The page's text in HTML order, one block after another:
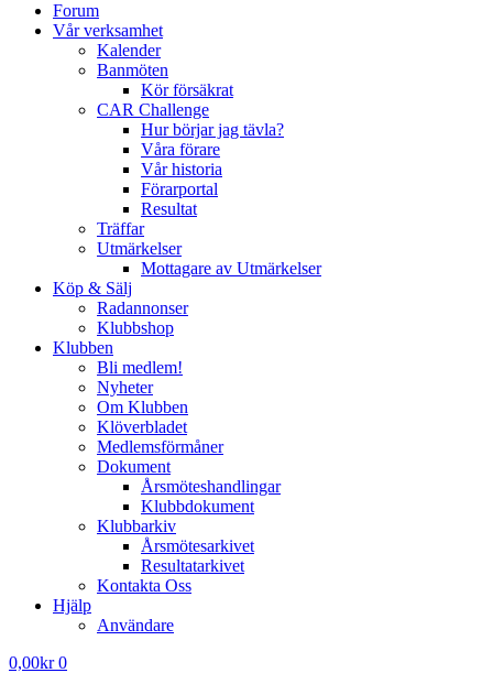
Forum
Vår verksamhet
Kalender
Banmöten
Kör försäkrat
CAR Challenge
Hur börjar jag tävla?
Våra förare
Vår historia
Förarportal
Resultat
Träffar
Utmärkelser
Mottagare av Utmärkelser
Köp & Sälj
Radannonser
Klubbshop
Klubben
Bli medlem!
Nyheter
Om Klubben
Klöverbladet
Medlemsförmåner
Dokument
Årsmöteshandlingar
Klubbdokument
Klubbarkiv
Årsmötesarkivet
Resultatarkivet
Kontakta Oss
Hjälp
Användare
0,00kr 0